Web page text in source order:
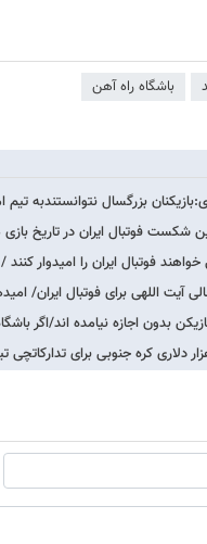
باشگاه راه آهن
بزرگسال نتوانستندبه
شکست فوتبال ایران در تاریخ بازی
فوتبال ایران را امیدوار
آیت اللهی برای فوتبال ایران/